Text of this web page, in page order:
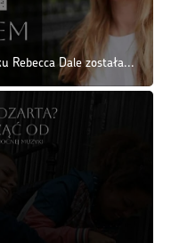
Rebecca Dale została...